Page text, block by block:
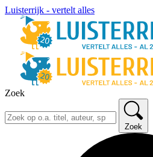
Luisterrijk - vertelt alles
Zoek
Zoek